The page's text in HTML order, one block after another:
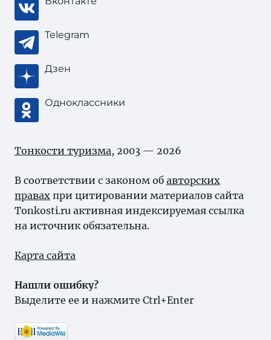
Telegram
Дзен
Одноклассники
Тонкости туризма, 2003 — 2026
В соответствии с законом об авторских
правах при цитировании материалов сайта
Tonkosti.ru активная индексируемая ссылка
на источник обязательна.
Карта сайта
Нашли ошибку?
Выделите ее и нажмите Ctrl+Enter